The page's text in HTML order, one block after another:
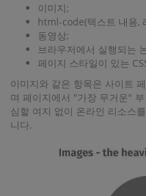
이미지;
html-code(텍스트 내용,
동영상;
브라우저에서 실행되는
페이지 스타일이 있는
이미지와 같은 항목은 사이트
며 페이지에서 "가장 무거운"
심할 여지 없이 온라인 리소스
니다.